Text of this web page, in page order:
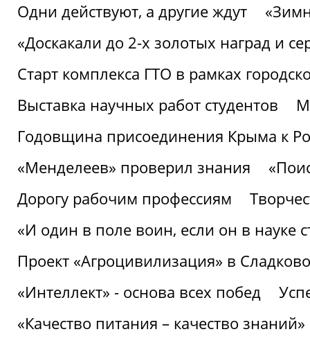
Одни действуют, а другие ждут
«Доскакали до 2-х золотых наград и
Старт комплекса ГТО в рамках
Выставка научных работ студентов
Годовщина присоединения Крыма к
«Менделеев» проверил знания
Дорогу рабочим профессиям
«И один в поле воин, если он в науке
Проект «Агроцивилизация» в Сладково
«Интеллект» - основа всех побед
«Качество питания – качество знаний»